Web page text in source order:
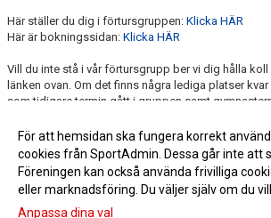
Här ställer du dig i förtursgruppen: Klicka HÄR
Här är bokningssidan: Klicka HÄR
Vill du inte stå i vår förtursgrupp ber vi dig hålla
länken ovan. Om det finns några lediga platser
som tidigare termin gått i gruppen samt
För att hemsidan ska fungera korrekt
cookies från SportAdmin. Dessa går inte att
Föreningen kan också använda frivilliga
eller marknadsföring. Du väljer själv om du
Anpassa dina val